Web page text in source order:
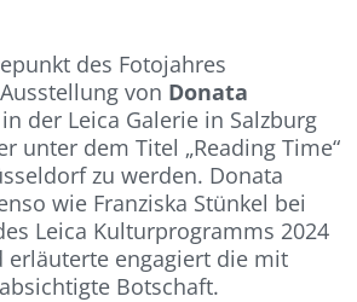
des Fotojahres
von Donata
der Leica Galerie in Salzburg
unter dem Titel „Reading Time“
zu werden. Donata
wie Franziska Stünkel bei
Leica Kulturprogramms 2024
erläuterte engagiert die mit
Botschaft.